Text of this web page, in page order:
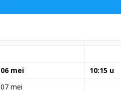
06 mei 10:15 u
07 mei